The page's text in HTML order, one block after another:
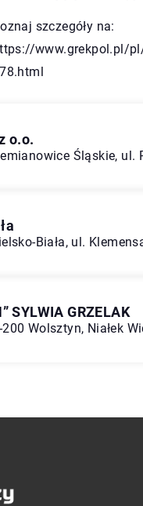
szczegóły na:
www.grekpol.pl/
o.o.
Śląskie, ul.
Biała, ul.
SYLWIA GRZELAK
Wolsztyn, Niałek